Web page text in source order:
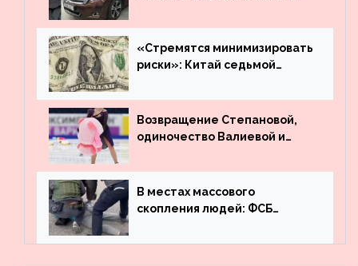
угнанную в Казахстан
машину
«Стремятся минимизировать
риски»: Китай седьмой
деньги из американского
госдолга
Возвращение Степановой,
одиночество Валиевой и
что обсуждают в мире
фигурного катания
В местах массового
скопления людей: ФСБ
террористов, планировавших